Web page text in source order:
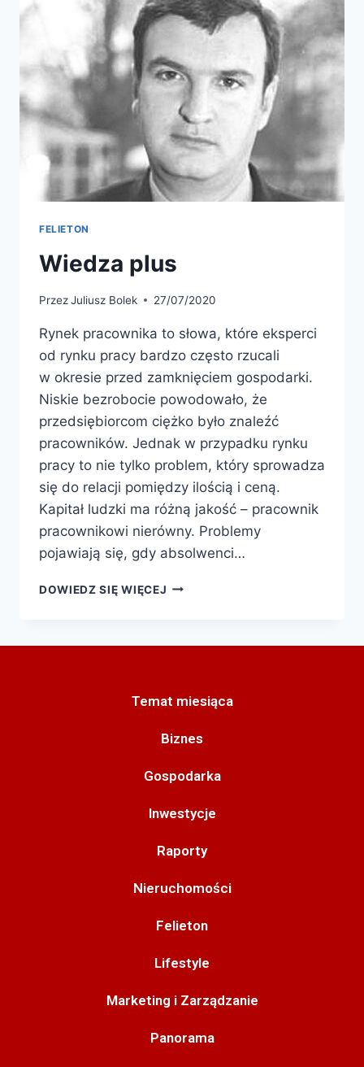
FELIETON
Wiedza plus
PrzezJuliusz Bolek 27/07/2020
Rynek pracownika to słowa, które eksperci
od rynku pracy bardzo często rzucali
w okresie przed zamknięciem gospodarki.
Niskie bezrobocie powodowało, że
przedsiębiorcom ciężko było znaleźć
pracowników. Jednak w przypadku rynku
pracy to nie tylko problem, który sprowadza
się do relacji pomiędzy ilością i ceną.
Kapitał ludzki ma różną jakość – pracownik
pracownikowi nierówny. Problemy
pojawiają się, gdy absolwenci…
DOWIEDZ SIĘ WIĘCEJ
Temat miesiąca
Biznes
Gospodarka
Inwestycje
Raporty
Nieruchomości
Felieton
Lifestyle
Marketing i Zarządzanie
Panorama